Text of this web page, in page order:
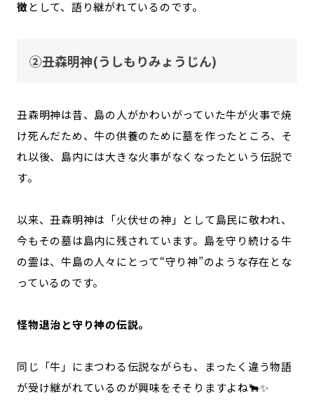
徴として、語り継がれているのです。
②丑森明神(うしもりみょうじん)
丑森明神は昔、島の人がかわいがっていた牛が火事で焼
け死んだため、牛の供養のために墓を作ったところ、そ
れ以後、島内には大きな火事がなくなったという伝説で
す。
以来、丑森明神は「火伏せの神」として島民に敬われ、
今もその墓は島内に残されています。島を守り続ける牛
の霊は、牛島の人々にとって“守り神”のような存在とな
っているのです。
怪物退治と守り神の伝説。
同じ「牛」にまつわる伝説ながらも、まったく違う物語
が受け継がれているのが興味をそそりますよね🐂✨